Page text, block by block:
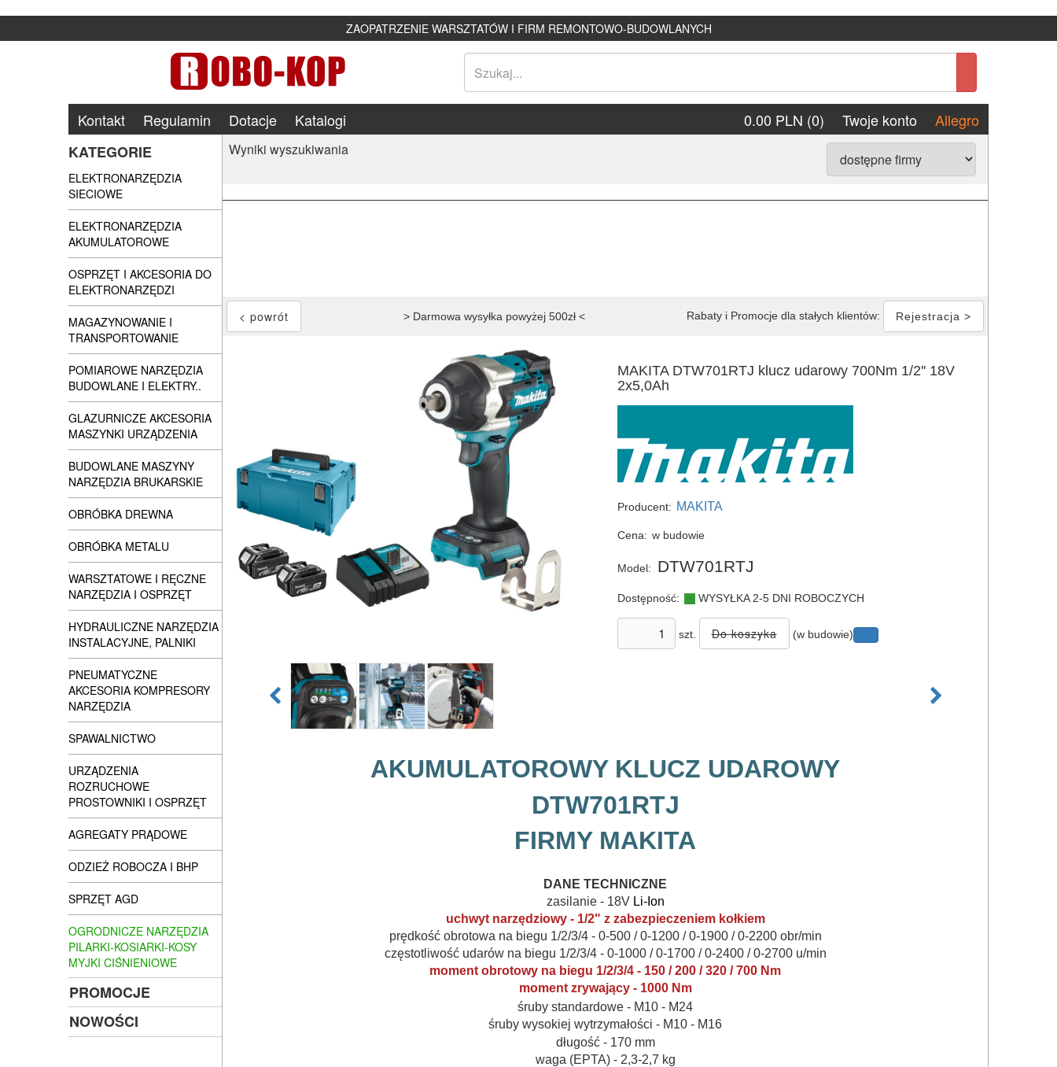
ZAOPATRZENIE WARSZTATÓW I FIRM REMONTOWO-BUDOWLANYCH
Kontakt Regulamin Dotacje Katalogi 0.00 PLN (0) Twoje konto
Allegro
KATEGORIE
ELEKTRONARZĘDZIA
SIECIOWE
ELEKTRONARZĘDZIA
AKUMULATOROWE
OSPRZĘT I AKCESORIA DO
ELEKTRONARZĘDZI
MAGAZYNOWANIE I
TRANSPORTOWANIE
POMIAROWE NARZĘDZIA
BUDOWLANE I ELEKTRY..
GLAZURNICZE AKCESORIA
MASZYNKI URZĄDZENIA
BUDOWLANE MASZYNY
NARZĘDZIA BRUKARSKIE
OBRÓBKA DREWNA
OBRÓBKA METALU
WARSZTATOWE I RĘCZNE
NARZĘDZIA I OSPRZĘT
HYDRAULICZNE NARZĘDZIA
INSTALACYJNE, PALNIKI
PNEUMATYCZNE
AKCESORIA KOMPRESORY
NARZĘDZIA
SPAWALNICTWO
URZĄDZENIA
ROZRUCHOWE
PROSTOWNIKI I OSPRZĘT
AGREGATY PRĄDOWE
ODZIEŻ ROBOCZA I BHP
SPRZĘT AGD
OGRODNICZE NARZĘDZIA
PILARKI-KOSIARKI-KOSY
MYJKI CIŚNIENIOWE
PROMOCJE
NOWOŚCI
Wyniki wyszukiwania
> Darmowa wysyłka powyżej 500zł < Rabaty i Promocje dla stałych klientów: Rejestracja >
MAKITA DTW701RTJ klucz udarowy 700Nm 1/2'' 18V
2x5,0Ah
Producent: MAKITA
Cena: w budowie
Model: DTW701RTJ
Dostępność: WYSYŁKA 2-5 DNI ROBOCZYCH
szt. (w budowie)
AKUMULATOROWY KLUCZ UDAROWY
DTW701RTJ
FIRMY MAKITA
DANE TECHNICZNE
zasilanie - 18V Li-Ion
uchwyt narzędziowy - 1/2" z zabezpieczeniem kołkiem
prędkość obrotowa na biegu 1/2/3/4 - 0-500 / 0-1200 / 0-1900 / 0-2200 obr/min
częstotliwość udarów na biegu 1/2/3/4 - 0-1000 / 0-1700 / 0-2400 / 0-2700 u/min
moment obrotowy na biegu 1/2/3/4 - 150 / 200 / 320 / 700 Nm
moment zrywający - 1000 Nm
śruby standardowe - M10 - M24
śruby wysokiej wytrzymałości - M10 - M16
długość - 170 mm
waga (EPTA) - 2,3-2,7 kg